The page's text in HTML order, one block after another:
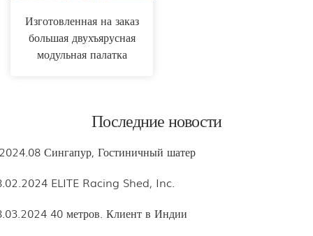
Изготовленная на заказ
большая двухъярусная
модульная палатка
Последние новости
Сингапур, Гостиничный шатер
ELITE Racing Shed, Inc.
40 метров. Клиент в Индии